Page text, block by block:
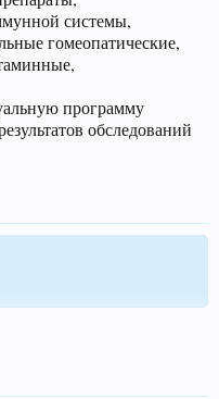
системы,
гомеопатические,
программу
обследований